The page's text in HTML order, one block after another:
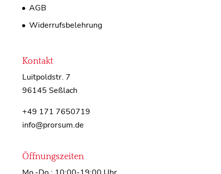
AGB
Widerrufsbelehrung
Kontakt
Luitpoldstr. 7
96145 Seßlach
+49 171 7650719
info@prorsum.de
Öffnungszeiten